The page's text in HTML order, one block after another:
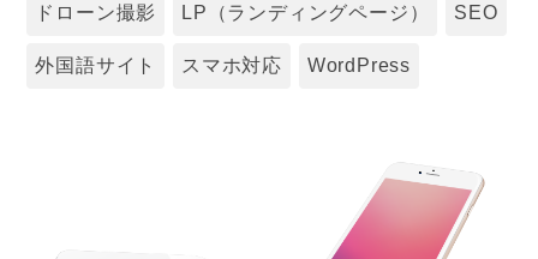
ドローン撮影 LP（ランディングページ） SEO
外国語サイト スマホ対応 WordPress